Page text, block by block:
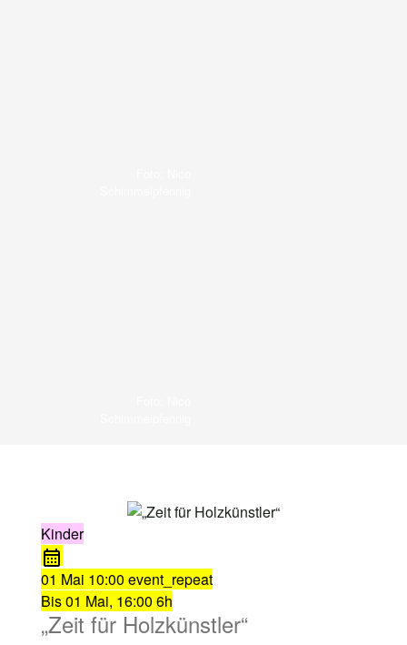
Kinder
01 Mai 10:00 event_repeat
Bis01 Mai, 16:00 6h
„Zeit für Holzkünstler“